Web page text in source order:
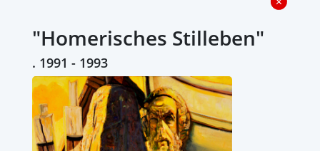
"Homerisches Stilleben"
. 1991 - 1993